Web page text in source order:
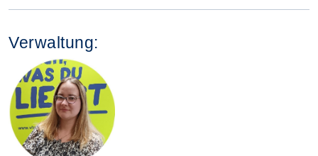
Verwaltung: